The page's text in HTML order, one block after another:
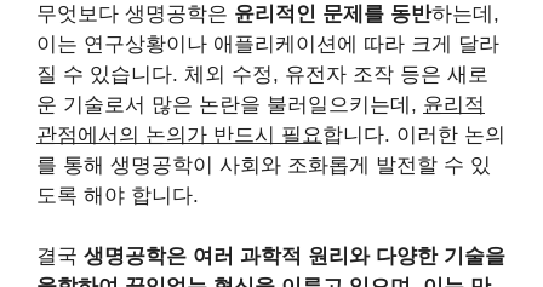
무엇보다 생명공학은 윤리적인 문제를 동반하는데,
이는 연구상황이나 애플리케이션에 따라 크게 달라
질 수 있습니다. 체외 수정, 유전자 조작 등은 새로
운 기술로서 많은 논란을 불러일으키는데, 윤리적
관점에서의 논의가 반드시 필요합니다. 이러한 논의
를 통해 생명공학이 사회와 조화롭게 발전할 수 있
도록 해야 합니다.
결국 생명공학은 여러 과학적 원리와 다양한 기술을